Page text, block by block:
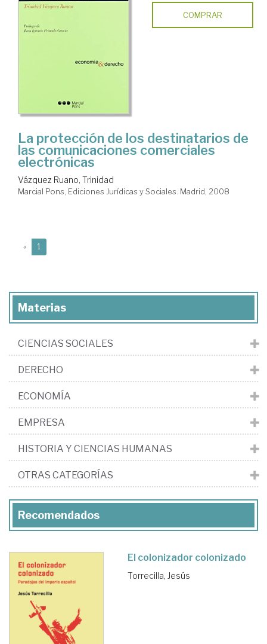
COMPRAR
La protección de los destinatarios de
las comunicaciones comerciales
electrónicas
Vázquez Ruano, Trinidad
Marcial Pons, Ediciones Jurídicas y Sociales. Madrid, 2008
« 1
Materias
CIENCIAS SOCIALES
DERECHO
ECONOMÍA
EMPRESA
HISTORIA Y CIENCIAS HUMANAS
OTRAS CATEGORÍAS
Recomendados
El colonizador colonizado
Torrecilla, Jesús